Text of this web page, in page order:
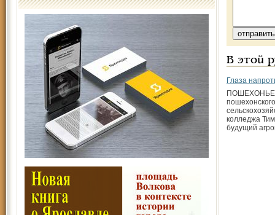
В этой
Глаза
ПОШЕХОНЬЕ.
пошехонского
колледжа
будущий